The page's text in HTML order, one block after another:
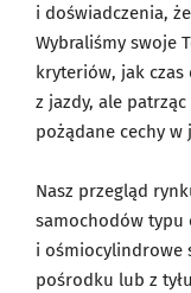
i doświadczenia,
Wybraliśmy swoje
kryteriów, jak czas
z jazdy, ale
pożądane cechy w
Nasz przegląd
samochodów typu
i ośmiocylindrowe
pośrodku lub z